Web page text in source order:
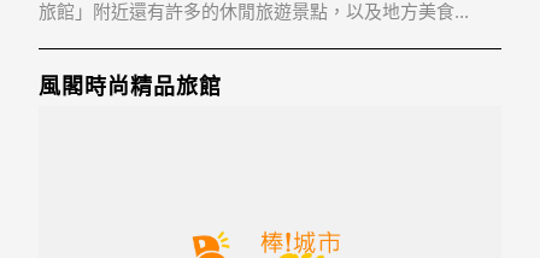
旅館」附近還有許多的休閒旅遊景點，以及地方美食...
風閣時尚精品旅館